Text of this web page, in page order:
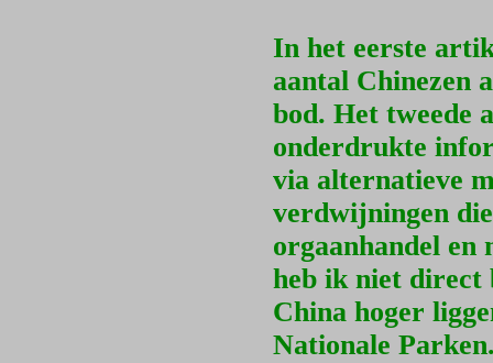
In het eerste
aantal Chinezen
bod. Het tweede
onderdrukte
via alternatieve
verdwijningen
orgaanhandel en
heb ik niet direct
China hoger
Nationale